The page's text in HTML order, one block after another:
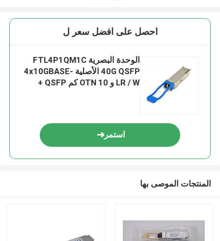
احصل على افضل سعر ل
الوحدة البصرية FTL4P1QM1C
40G QSFP الأصلية 4x10GBASE-
LR / W و OTN 10 كم QSFP +
استمر
المنتجات الموصى بها